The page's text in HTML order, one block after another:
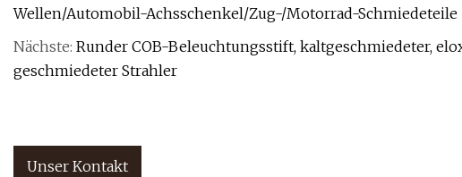
Wellen/Automobil-Achsschenkel/Zug-/Motorrad-Schmiedeteile
Nächste: Runder COB-Beleuchtungsstift, kaltgeschmiedeter,
geschmiedeter Strahler
Unser Kontakt